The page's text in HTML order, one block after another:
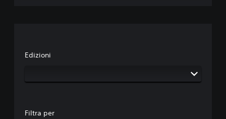
Edizioni
Filtra per